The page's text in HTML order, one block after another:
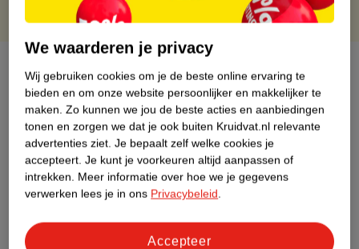
Over dit product
Productinformatie
Nature Impact Score
Dit product heeft (nog) geen Nature
Impact Score.
We waarderen je privacy
Wij gebruiken cookies om je de beste online ervaring te
bieden en om onze website persoonlijker en makkelijker te
maken. Zo kunnen we jou de beste acties en aanbiedingen
tonen en zorgen we dat je ook buiten Kruidvat.nl relevante
advertenties ziet. Je bepaalt zelf welke cookies je
accepteert. Je kunt je voorkeuren altijd aanpassen of
intrekken. Meer informatie over hoe we je gegevens
verwerken lees je in ons Privacybeleid.
Accepteer